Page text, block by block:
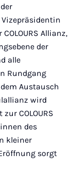
Allianz,
der
alle
Rundgang
Austausch
wird
COLOURS
des
kleiner
sorgt